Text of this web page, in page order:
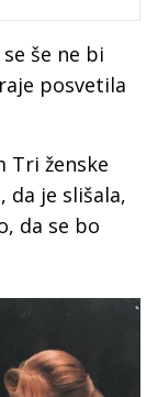
še ne bi
posvetila
Tri ženske
da je slišala,
da se bo